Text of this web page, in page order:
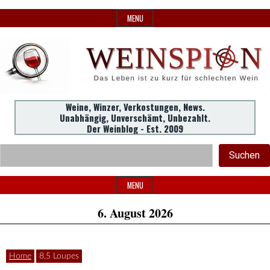
to
MENU
WeinSpion
|
Das
Weine,
Winzer,
Verkostungen.
Header
Widget
Area
Weine, Winzer, Verkostungen, News.
Unabhängig, Unverschämt, Unbezahlt.
Der Weinblog - Est. 2009
Suchen
MENU
6. August 2026
Home 8,5 Loupes